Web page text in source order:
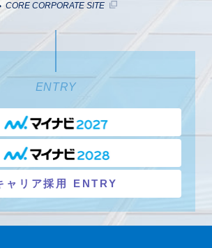
CORE CORPORATE SITE
ENTRY
ャリア採用 ENTRY